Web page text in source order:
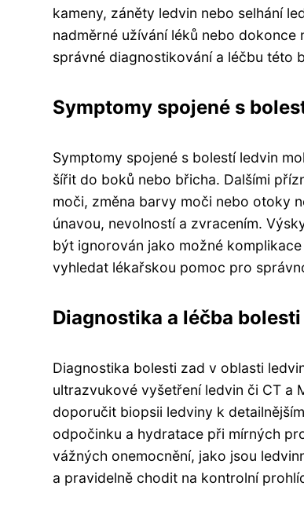
kameny, záněty ledvin nebo selhání
nadměrné užívání léků nebo
správné diagnostikování a léčbu této
Symptomy spojené s
Symptomy spojené s bolestí ledvin
šířit do boků nebo břicha. Dalšími
moči, změna barvy moči nebo otoky
únavou, nevolností a zvracením.
být ignorován jako možné
vyhledat lékařskou pomoc pro
Diagnostika a léčba
Diagnostika bolesti zad v oblasti
ultrazvukové vyšetření ledvin či CT a
doporučit biopsii ledviny k
odpočinku a hydratace při mírných
vážných onemocnění, jako jsou
a pravidelně chodit na kontrolní